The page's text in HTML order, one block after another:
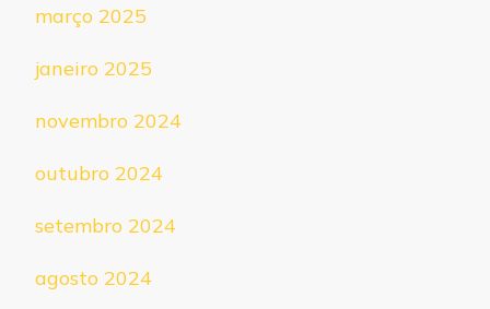
março 2025
janeiro 2025
novembro 2024
outubro 2024
setembro 2024
agosto 2024